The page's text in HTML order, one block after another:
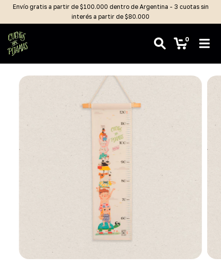
Envío gratis a partir de $100.000 dentro de Argentina - 3 cuotas sin
interés a partir de $80.000
0